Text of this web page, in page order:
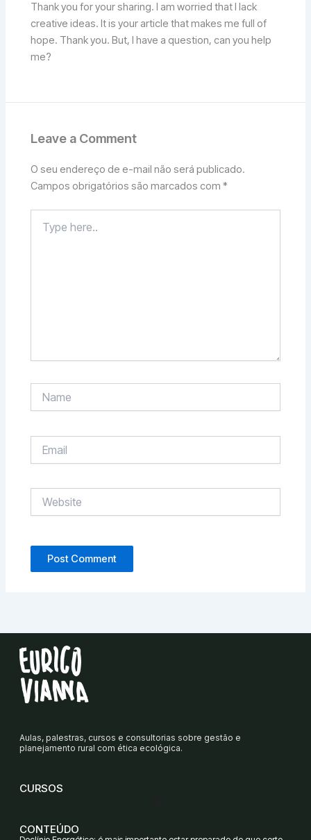
Thank you for your sharing. I am worried that I lack
creative ideas. It is your article that makes me full of
hope. Thank you. But, I have a question, can you help
me?
Leave a Comment
O seu endereço de e-mail não será publicado.
Campos obrigatórios são marcados com*
here..
Aulas, palestras, cursos e consultorias sobre gestão e
planejamento rural com ética ecológica.
CURSOS
CONTEÚDO